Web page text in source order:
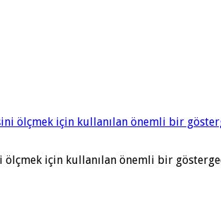
için kullanılan önemli bir